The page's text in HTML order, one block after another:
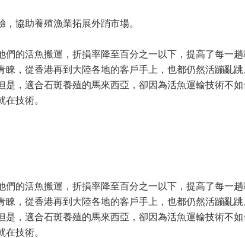
協助養殖漁業拓展外踃市場。
的活魚搬運，折損率降至百分之一以下，提高了每一
，從香港再到大陸各地的客戶手上，也都仍然活蹦亂
，適合石斑養殖的馬來西亞，卻因為活魚運輸技術不
技術。
的活魚搬運，折損率降至百分之一以下，提高了每一
，從香港再到大陸各地的客戶手上，也都仍然活蹦亂
，適合石斑養殖的馬來西亞，卻因為活魚運輸技術不
技術。